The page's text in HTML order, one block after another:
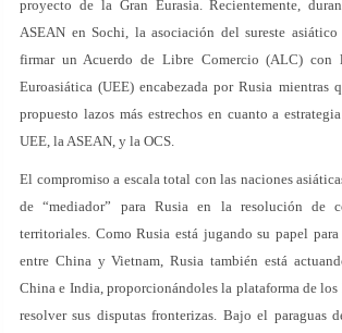
proyecto de la Gran Eurasia. Recientemente,
ASEAN en Sochi, la asociación del sureste
firmar un Acuerdo de Libre Comercio (ALC) con
Euroasiática (UEE) encabezada por Rusia mientras
propuesto lazos más estrechos en cuanto a
UEE, la ASEAN, y la OCS.
El compromiso a escala total con las naciones
de “mediador” para Rusia en la resolución de
territoriales. Como Rusia está jugando su papel
entre China y Vietnam, Rusia también está
China e India, proporcionándoles la plataforma de los
resolver sus disputas fronterizas. Bajo el paraguas